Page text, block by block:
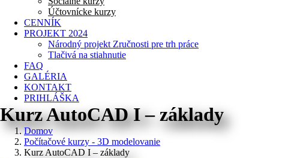
Účtovnícke kurzy
CENNÍK
PROJEKT 2024
Národný projekt Zručnosti pre trh práce
Tlačivá na stiahnutie
FAQ
GALÉRIA
KONTAKT
PRIHLÁŠKA
Kurz AutoCAD I – základy
Domov
Počítačové kurzy - 3D modelovanie
Kurz AutoCAD I – základy